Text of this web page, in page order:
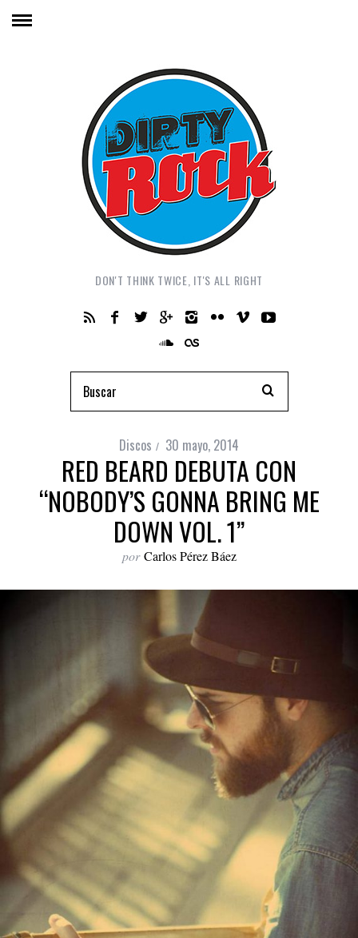
DON'T THINK TWICE, IT'S ALL RIGHT
Discos 30 mayo, 2014
RED BEARD DEBUTA CON
“NOBODY’S GONNA BRING ME
DOWN VOL. 1”
por Carlos Pérez Báez